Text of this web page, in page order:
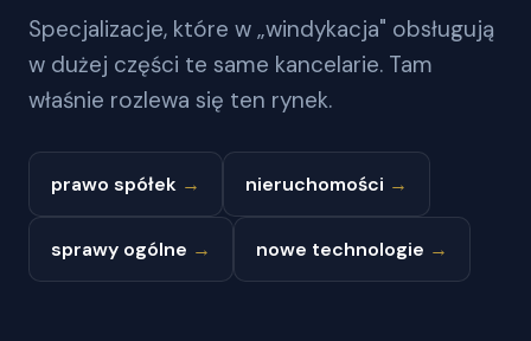
Specjalizacje, które w „windykacja" obsługują
w dużej części te same kancelarie. Tam
właśnie rozlewa się ten rynek.
prawo spółek → nieruchomości →
sprawy ogólne → nowe technologie →